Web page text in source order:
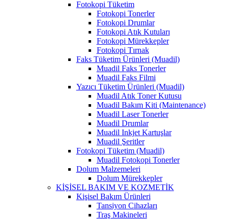
Fotokopi Tüketim
Fotokopi Tonerler
Fotokopi Drumlar
Fotokopi Atık Kutuları
Fotokopi Mürekkepler
Fotokopi Tırnak
Faks Tüketim Ürünleri (Muadil)
Muadil Faks Tonerler
Muadil Faks Filmi
Yazıcı Tüketim Ürünleri (Muadil)
Muadil Atık Toner Kutusu
Muadil Bakım Kiti (Maintenance)
Muadil Laser Tonerler
Muadil Drumlar
Muadil Inkjet Kartuşlar
Muadil Şeritler
Fotokopi Tüketim (Muadil)
Muadil Fotokopi Tonerler
Dolum Malzemeleri
Dolum Mürekkepler
KİŞİSEL BAKIM VE KOZMETİK
Kişisel Bakım Ürünleri
Tansiyon Cihazları
Traş Makineleri